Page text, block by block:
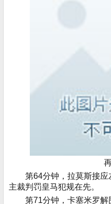
第64分钟，拉莫斯接
主裁判罚皇马犯规在先。
第71分钟，卡塞米罗